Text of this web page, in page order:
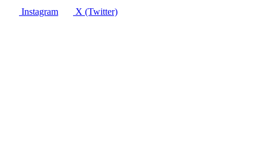
Instagram X (Twitter)